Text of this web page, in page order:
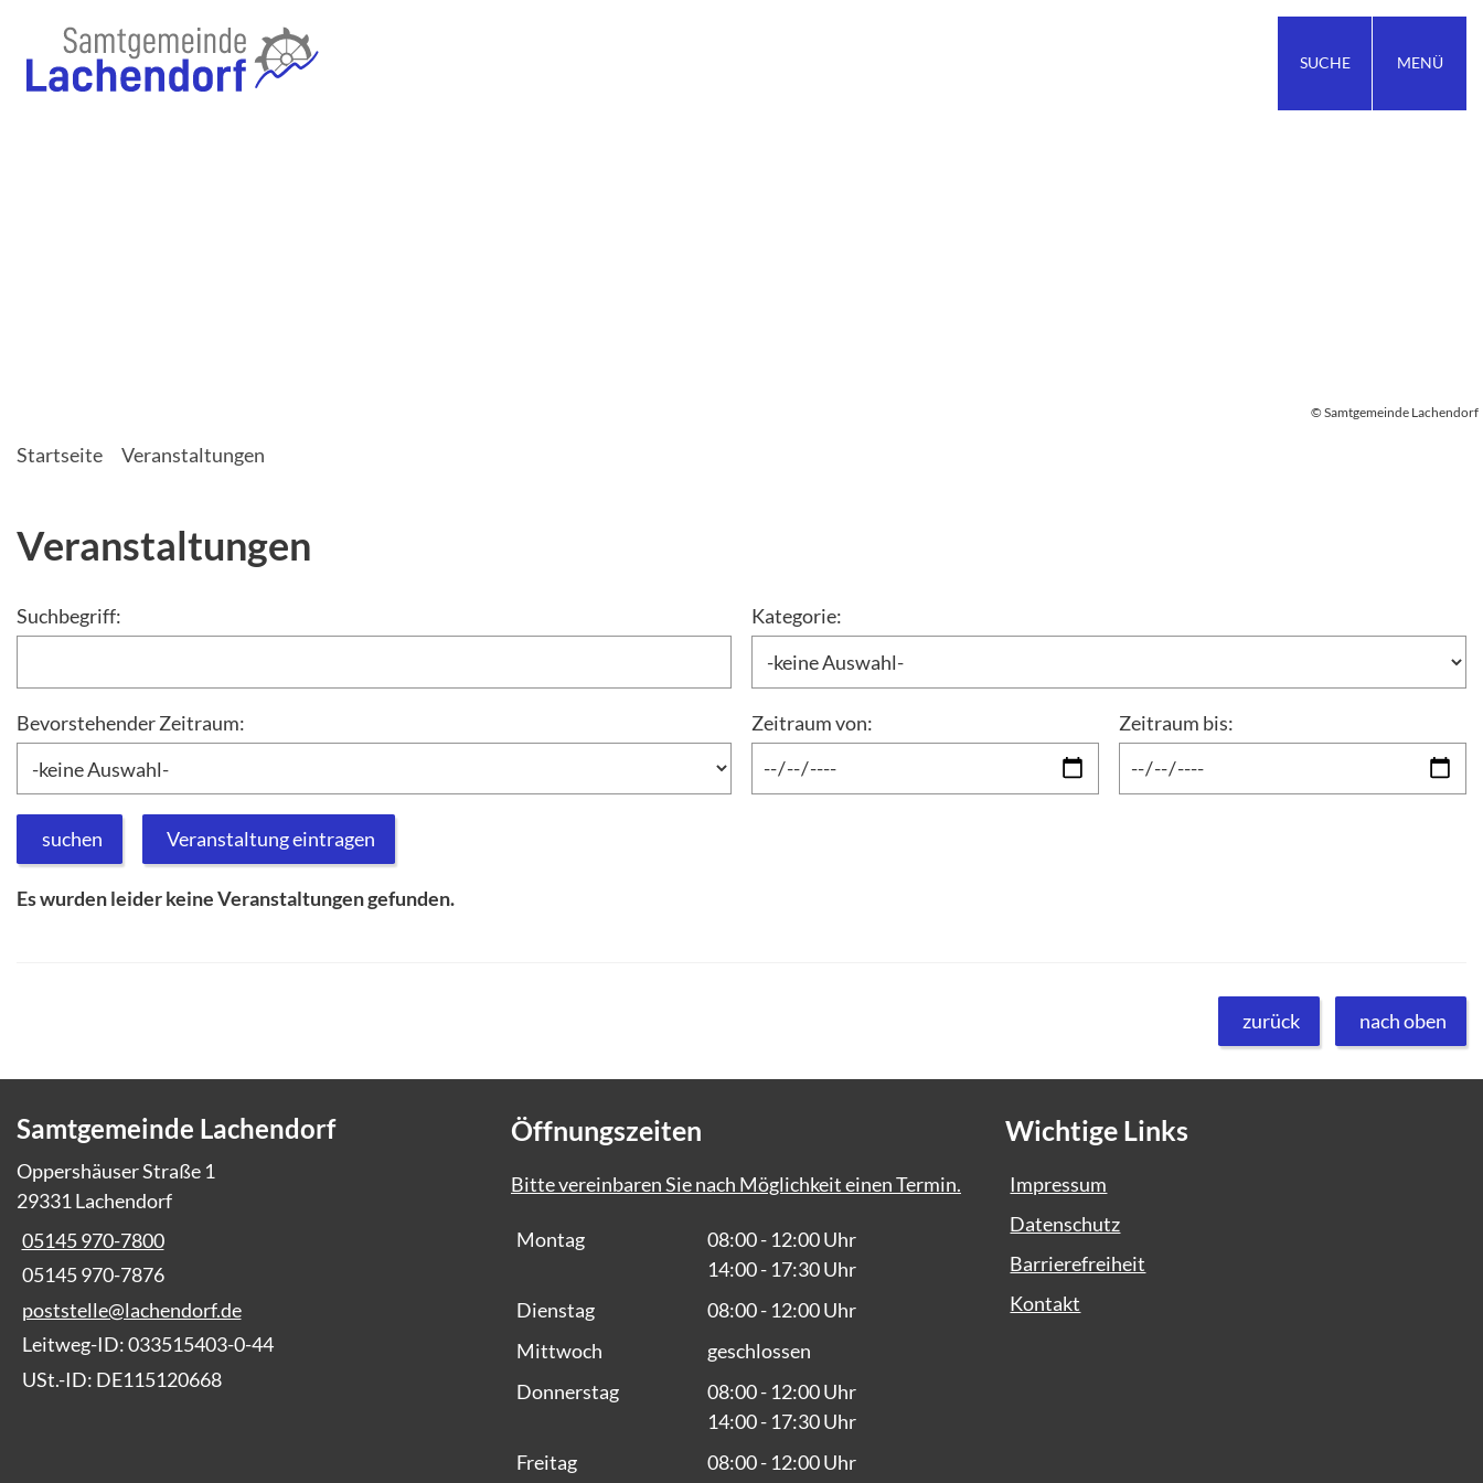
SUCHE MENÜ
© Samtgemeinde Lachendorf
Startseite Veranstaltungen
Veranstaltungen
Suchbegriff: Kategorie:
Bevorstehender Zeitraum: Zeitraum von: Zeitraum bis:
suchen Veranstaltung eintragen
Es wurden leider keine Veranstaltungen gefunden.
zurück nach oben
Samtgemeinde Lachendorf
Oppershäuser Straße 1
29331 Lachendorf
05145 970-7800
05145 970-7876
poststelle@lachendorf.de
Leitweg-ID: 033515403-0-44
USt.-ID: DE115120668
Öffnungszeiten
Bitte vereinbaren Sie nach Möglichkeit einen Termin.
Montag
08:00 - 12:00 Uhr
14:00 - 17:30 Uhr
Dienstag
08:00 - 12:00 Uhr
Mittwoch
geschlossen
Donnerstag
08:00 - 12:00 Uhr
14:00 - 17:30 Uhr
Freitag
08:00 - 12:00 Uhr
Wichtige Links
Impressum
Datenschutz
Barrierefreiheit
Kontakt